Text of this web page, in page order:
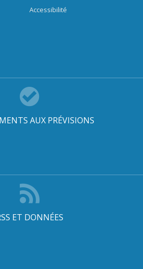
Accessibilité
AUX PRÉVISIONS
ET DONNÉES